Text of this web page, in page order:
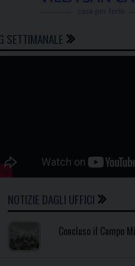
SETTIMANALE
NOTIZIE DAGLI UFFICI
Concluso il Campo